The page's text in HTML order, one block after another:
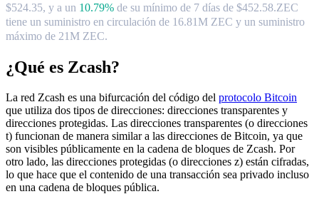
$524.35, y a un 10.79% de su mínimo de 7 días de $452.58.ZEC
tiene un suministro en circulación de 16.81M ZEC y un suministro
máximo de 21M ZEC.
¿Qué es Zcash?
La red Zcash es una bifurcación del código del protocolo Bitcoin
que utiliza dos tipos de direcciones: direcciones transparentes y
direcciones protegidas. Las direcciones transparentes (o direcciones
t) funcionan de manera similar a las direcciones de Bitcoin, ya que
son visibles públicamente en la cadena de bloques de Zcash. Por
otro lado, las direcciones protegidas (o direcciones z) están cifradas,
lo que hace que el contenido de una transacción sea privado incluso
en una cadena de bloques pública.